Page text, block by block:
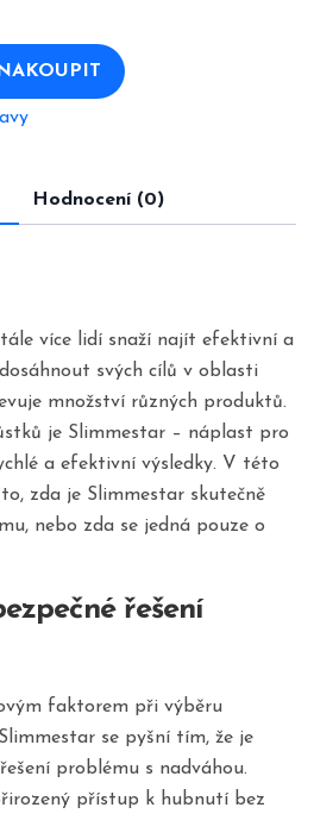
1399,00 Kč.
Hodnocení (0)
více lidí snaží najít efektivní a
svých cílů v oblasti
množství různých produktů.
je Slimmestar – náplast pro
a efektivní výsledky. V této
zda je Slimmestar skutečně
nebo zda se jedná pouze o
řešení
faktorem při výběru
se pyšní tím, že je
problému s nadváhou.
přístup k hubnutí bez